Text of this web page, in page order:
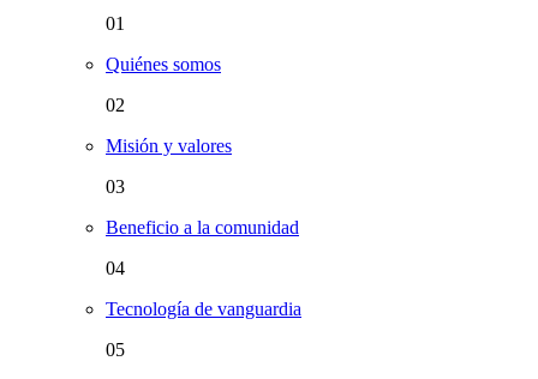
01
Quiénes somos
02
Misión y valores
03
Beneficio a la comunidad
04
Tecnología de vanguardia
05